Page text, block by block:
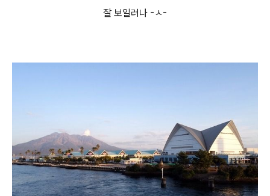
잘 보일려나 -ㅅ-